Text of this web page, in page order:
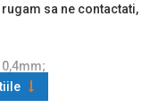
sa ne contactati,